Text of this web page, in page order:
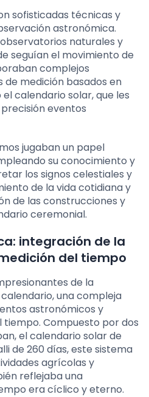
sofisticadas técnicas y
astronómica.
naturales y
seguían el movimiento de
complejos
medición basados en
calendario solar, que les
eventos
jugaban un papel
su conocimiento y
los signos celestiales y
de la vida cotidiana y
de las construcciones y
ceremonial.
integración de la
del tiempo
de la
una compleja
astronómicos y
tiempo. Compuesto por dos
el calendario solar de
de 260 días, este sistema
agrícolas y
reflejaba una
era cíclico y eterno.